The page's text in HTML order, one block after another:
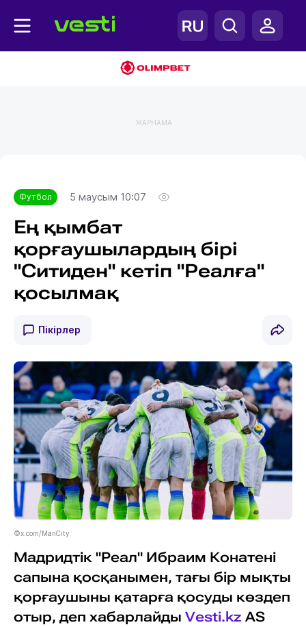
ЖАРНАМА
Футбол 5 маусым 10:07
Ең қымбат
қорғаушылардың бірі
"Ситиден" кетіп "Реалға"
қосылмақ
Пікірлер
©x.com/ManCity
Мадридтік "Реал" Ибраим Конатені
сапына қосқанымен, тағы бір мықты
қорғаушыны қатарға қосуды көздеп
отыр, деп хабарлайды Vesti.kz AS